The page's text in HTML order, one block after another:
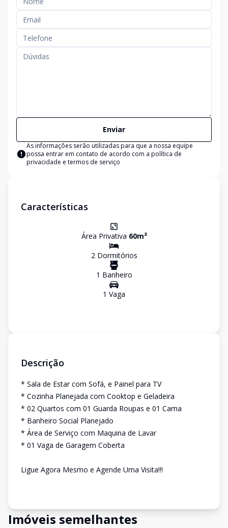
Enviar
As informações serão utilizadas para que a nossa equipe
possa entrar em contato de acordo com a política de
privacidade e termos de serviço
Características
Área Privativa 60m²
2Dormitórios
1 Banheiro
1 Vaga
Descrição
* Sala de Estar com Sofá, e Painel para TV
* Cozinha Planejada com Cooktop e Geladeira
* 02 Quartos com 01 Guarda Roupas e 01 Cama
* Banheiro Social Planejado
* Área de Serviço com Maquina de Lavar
* 01 Vaga de Garagem Coberta
Ligue Agora Mesmo e Agende Uma Visita!!!
Imóveis semelhantes